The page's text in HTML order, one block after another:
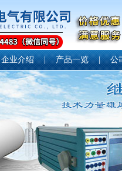
企业介绍 | 产品一览 | 公